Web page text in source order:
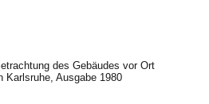
des Gebäudes vor Ort
Karlsruhe, Ausgabe 1980